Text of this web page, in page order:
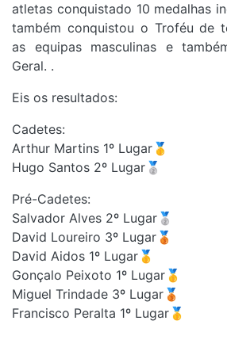
atletas conquistado 10 medalhas
também conquistou o Troféu de
as equipas masculinas e
Geral. .
Eis os resultados:
Cadetes:
Arthur Martins 1º Lugar🥇
Hugo Santos 2º Lugar🥈
Pré-Cadetes:
Salvador Alves 2º Lugar🥈
David Loureiro 3º Lugar🥉
David Aidos 1º Lugar🥇
Gonçalo Peixoto 1º Lugar🥇
Miguel Trindade 3º Lugar🥉
Francisco Peralta 1º Lugar🥇